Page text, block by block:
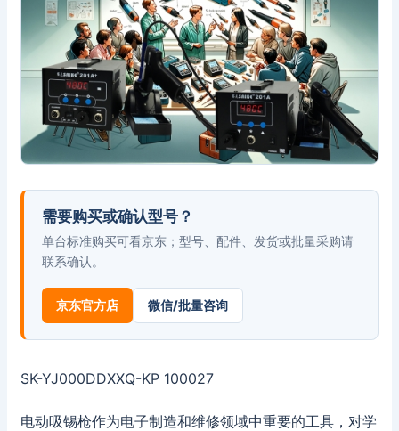
需要购买或确认型号？
单台标准购买可看京东；型号、配件、发货或批量采购请
联系确认。
京东官方店 微信/批量咨询
SK-YJ000DDXXQ-KP 100027
电动吸锡枪作为电子制造和维修领域中重要的工具，对学